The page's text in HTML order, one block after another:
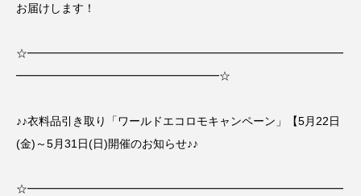
お届けします！
☆━━━━━━━━━━━━━━━━━━━━━━━━━━━━
━━━━━━━━━━━━━━━━━━☆
♪♪衣料品引き取り「ワールドエコロモキャンペーン」【5月22日
(金)～5月31日(日)開催のお知らせ♪♪
☆━━━━━━━━━━━━━━━━━━━━━━━━━━━━